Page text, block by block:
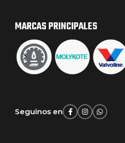
MARCAS PRINCIPALES
Seguinos en